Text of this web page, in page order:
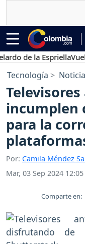
de la EspriellaVuelta a
Tecnología
incumplen
para la
Por: Camila Méndez
Mar, 03 Sep 2024
Comparte en: